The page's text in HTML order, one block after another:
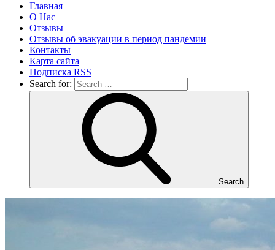
Главная
О Нас
Отзывы
Отзывы об эвакуации в период пандемии
Контакты
Карта сайта
Подписка RSS
Search for:
Search